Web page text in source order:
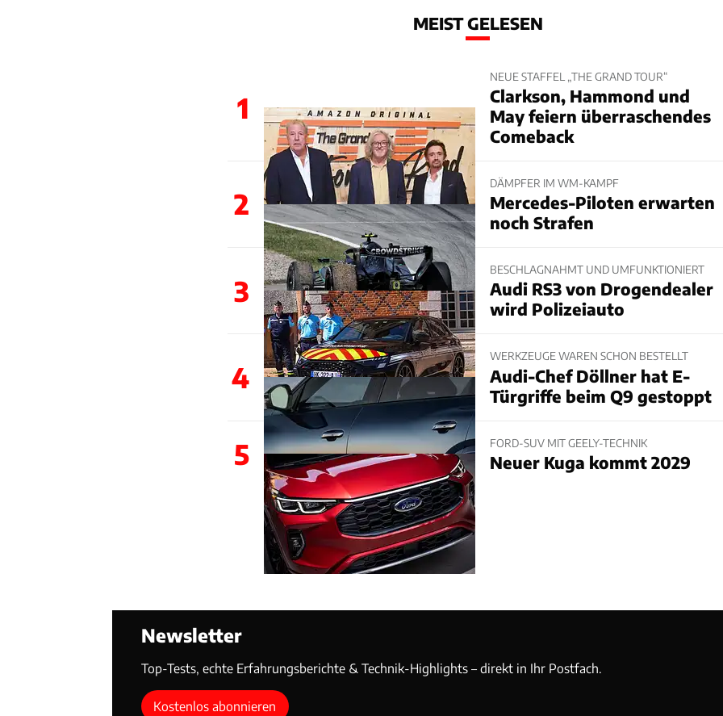
MEIST GELESEN
1
NEUE STAFFEL „THE GRAND TOUR“
Clarkson, Hammond und
May feiern überraschendes
Comeback
2
DÄMPFER IM WM-KAMPF
Mercedes-Piloten erwarten
noch Strafen
3
BESCHLAGNAHMT UND UMFUNKTIONIERT
Audi RS3 von Drogendealer
wird Polizeiauto
4
WERKZEUGE WAREN SCHON BESTELLT
Audi-Chef Döllner hat E-
Türgriffe beim Q9 gestoppt
5 FORD-SUV MIT GEELY-TECHNIK
Neuer Kuga kommt 2029
Newsletter
Top-Tests, echte Erfahrungsberichte & Technik-Highlights – direkt in Ihr Postfach.
Kostenlos abonnieren